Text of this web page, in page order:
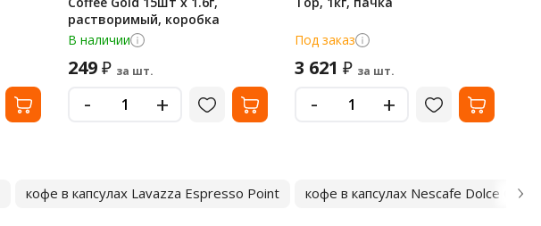
растворимый, коробка
В наличии
249₽ за шт.
- +
Под заказ
3 621 ₽ за шт.
- +
кофе в капсулах Lavazza Espresso Point кофе в капсулах Nescafe Dolce Gusto